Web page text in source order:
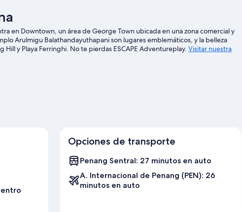
en Downtown, un área de George Town ubicada en una zona comercial y
Arulmigu Balathandayuthapani son lugares emblemáticos, y la belleza
y Playa Ferringhi. No te pierdas ESCAPE Adventureplay. Visitar nuestra
Opciones de transporte
Penang Sentral: 27 minutos en auto
A. Internacional de Penang (PEN): 26
minutos en auto